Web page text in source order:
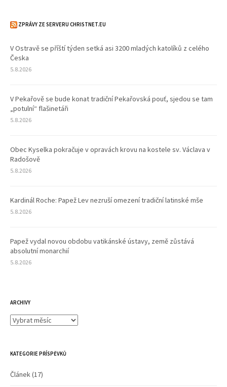
ZPRÁVY ZE SERVERU CHRISTNET.EU
V Ostravě se příští týden setká asi 3200 mladých katolíků z celého
Česka
5.8.2026
V Pekařově se bude konat tradiční Pekařovská pouť, sjedou se tam
„potulní“ flašinetáři
5.8.2026
Obec Kyselka pokračuje v opravách krovu na kostele sv. Václava v
Radošově
5.8.2026
Kardinál Roche: Papež Lev nezruší omezení tradiční latinské mše
5.8.2026
Papež vydal novou obdobu vatikánské ústavy, země zůstává
absolutní monarchií
5.8.2026
ARCHIVY
Archivy
KATEGORIE PŘÍSPĚVKŮ
Článek(17)